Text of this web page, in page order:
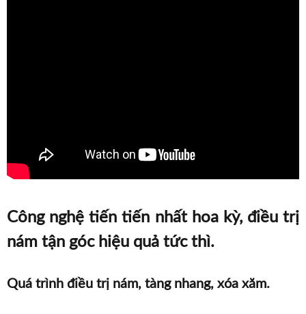
Công nghệ tiến tiến nhất hoa kỳ, điều trị
nám tận góc hiệu quả tức thì.
Quá trình điều trị nám, tàng nhang, xóa xăm.